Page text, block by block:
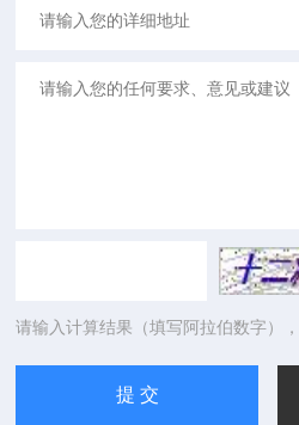
请输入计算结果（填写阿拉伯数字）